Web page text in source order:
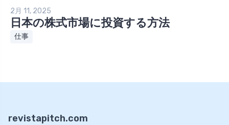
2月 11, 2025
日本の株式市場に投資する方法
仕事
revistapitch.com